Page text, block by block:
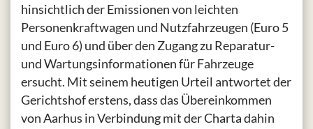
hinsichtlich der Emissionen von leichten
Personenkraftwagen und Nutzfahrzeugen (Euro 5
und Euro 6) und über den Zugang zu Reparatur-
und Wartungsinformationen für Fahrzeuge
ersucht. Mit seinem heutigen Urteil antwortet der
Gerichtshof erstens, dass das Übereinkommen
von Aarhus in Verbindung mit der Charta dahin